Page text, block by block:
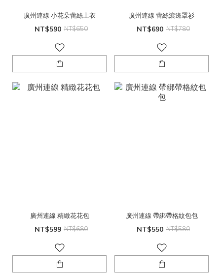
廣州連線 小花朵蕾絲上衣
NT$590 NT$650
廣州連線 蕾絲滾邊罩衫
NT$690 NT$780
廣州連線 精緻花花包
NT$599 NT$680
廣州連線 帶綁帶格紋包包
NT$550 NT$580